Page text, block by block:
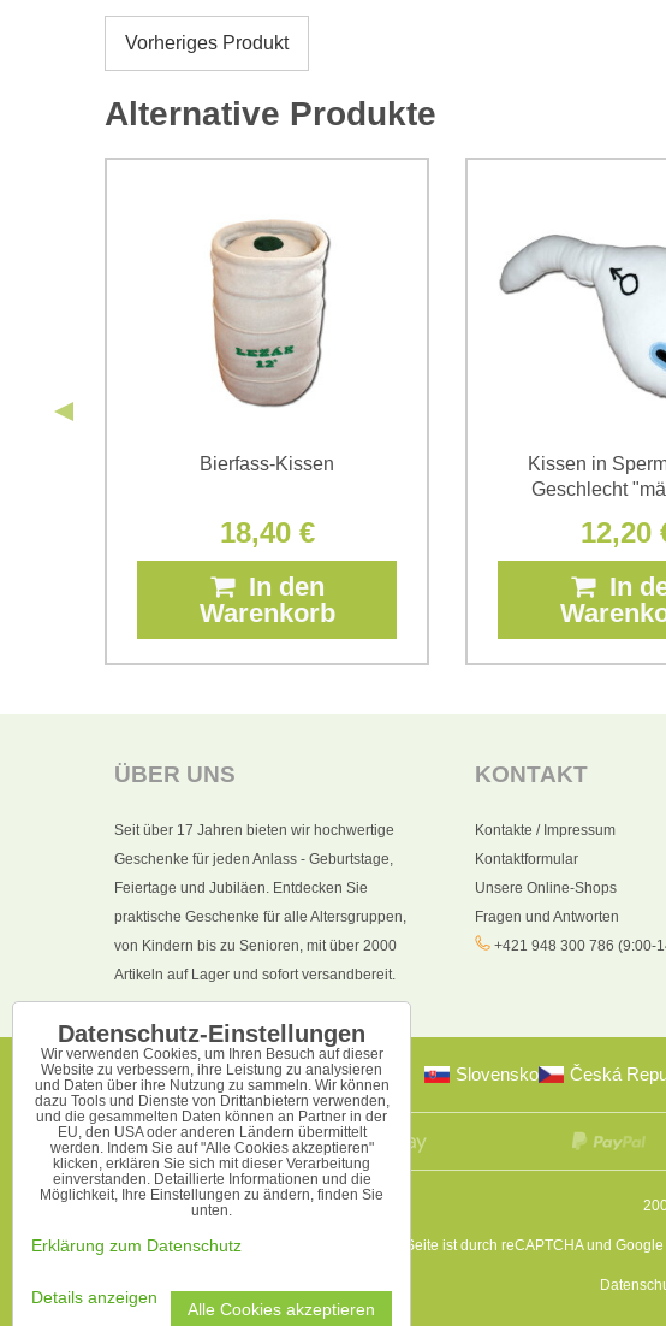
Vorheriges Produkt
Alternative Produkte
Bierfass-Kissen
18,40 €
In den
Warenkorb
Kissen in
Geschlecht
12,20
In
ÜBER UNS
Seit über 17 Jahren bieten wir hochwertige
Geschenke für jeden Anlass - Geburtstage,
Feiertage und Jubiläen. Entdecken Sie
praktische Geschenke für alle Altersgruppen,
von Kindern bis zu Senioren, mit über 2000
Artikeln auf Lager und sofort versandbereit.
KONTAKT
Kontakte / Impressum
Kontaktformular
Unsere Online-Shops
Fragen und Antworten
+421 948 300 786 (9:00-
Slovensko Česká
Diese Seite ist durch reCAPTCHA und
Datenschutz-Einstellungen
Wir verwenden Cookies, um Ihren Besuch auf dieser
Website zu verbessern, ihre Leistung zu analysieren
und Daten über ihre Nutzung zu sammeln. Wir können
dazu Tools und Dienste von Drittanbietern verwenden,
und die gesammelten Daten können an Partner in der
EU, den USA oder anderen Ländern übermittelt
werden. Indem Sie auf "Alle Cookies akzeptieren"
klicken, erklären Sie sich mit dieser Verarbeitung
einverstanden. Detaillierte Informationen und die
Möglichkeit, Ihre Einstellungen zu ändern, finden Sie
unten.
Erklärung zum Datenschutz
Details anzeigen
Alle Cookies akzeptieren